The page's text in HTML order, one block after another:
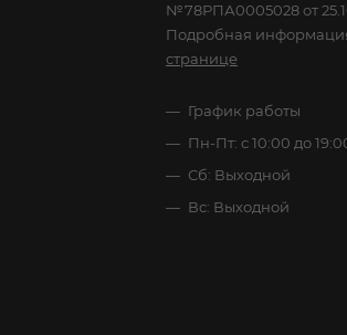
№78РПА0005028 от
Подробная
странице
График работы
Пн-Пт: с 10:00 до
Сб: Выходной
Вс: Выходной